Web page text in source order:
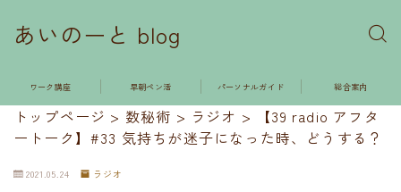
あいのーと blog
ワーク講座 早朝ペン活 パーソナルガイド 総合案内
トップページ > 数秘術 > ラジオ >
【39 radio アフタ
ートーク】#33 気持ちが迷子になった時、どうする？
2021.05.24 ラジオ